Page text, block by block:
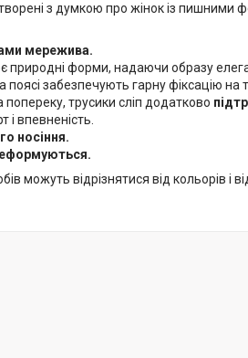
з думкою про жінок із пишними
мережива.
природні форми, надаючи образу
поясі забезпечують гарну фіксацію на
трусики сліп додатково
впевненість.
носіння.
можуть відрізнятися від кольорів і